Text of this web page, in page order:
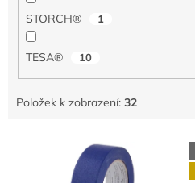
STORCH® 1
TESA® 10
Položek k zobrazení: 32